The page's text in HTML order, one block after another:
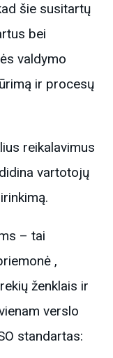
šie susitartų
bei
valdymo
ir procesų
reikalavimus
vartotojų
– tai
,
ženklais ir
verslo
standartas: